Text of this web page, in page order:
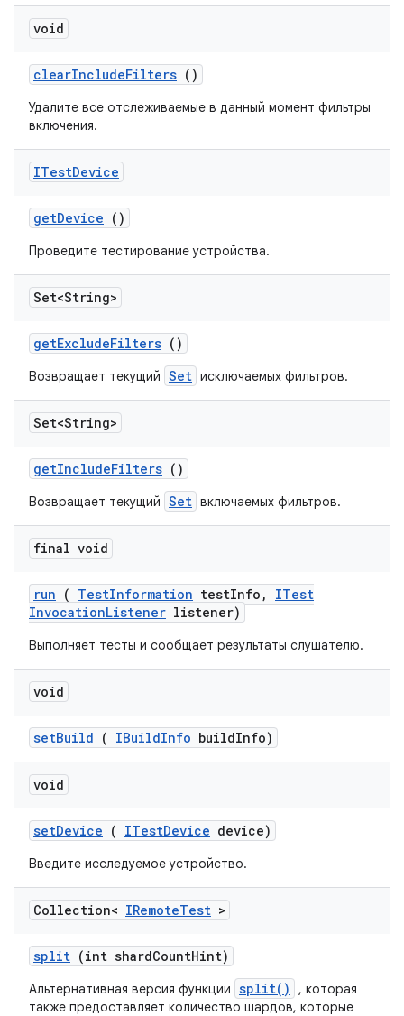
void
clearIncludeFilters ()
Удалите все отслеживаемые в данный момент фильтры
включения.
ITestDevice
getDevice ()
Проведите тестирование устройства.
Set<String>
getExcludeFilters ()
Возвращает текущий Set исключаемых фильтров.
Set<String>
getIncludeFilters ()
Возвращает текущий Set включаемых фильтров.
final void
run ( TestInformation testInfo ,
ITest
InvocationListener listener)
Выполняет тесты и сообщает результаты слушателю.
void
setBuild ( IBuildInfo buildInfo)
void
setDevice ( ITestDevice device)
Введите исследуемое устройство.
Collection< IRemoteTest >
split (int shardCountHint)
Альтернативная версия функции split()
, которая
также предоставляет количество шардов, которые